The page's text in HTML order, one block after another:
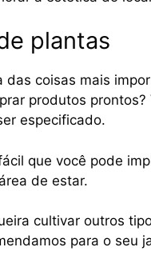
plantas
das coisas mais
produtos
especificado.
que você pode
de estar.
cultivar outros
para o seu